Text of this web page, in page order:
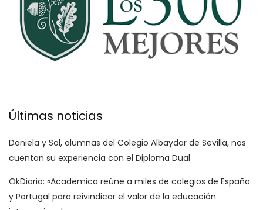
Últimas noticias
Daniela y Sol, alumnas del Colegio Albaydar de Sevilla, nos
cuentan su experiencia con el Diploma Dual
OkDiario: «Academica reúne a miles de colegios de España
y Portugal para reivindicar el valor de la educación